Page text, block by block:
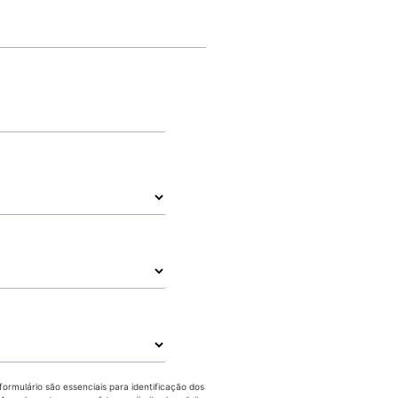
são essenciais para identificação dos